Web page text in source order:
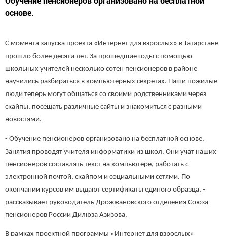
основе.
С момента запуска проекта «Интернет для взрослых» в Татарстане
прошло более десяти лет. За прошедшие годы с помощью
школьных учителей несколько сотен пенсионеров в районе
научились разбираться в компьютерных секретах. Наши пожилые
люди теперь могут общаться со своими родственниками через
скайпы, посещать различные сайты и знакомиться с разными
новостями.
- Обучение пенсионеров организовано на бесплатной основе.
Занятия проводят учителя информатики из школ. Они учат наших
пенсионеров составлять текст на компьютере, работать с
электронной почтой, скайпом и социальными сетями. По
окончании курсов им выдают сертификаты единого образца, -
рассказывает руководитель Дрожжановского отделения Союза
пенсионеров России Дилюза Азизова.
В рамках проектной программы «Интернет для взрослых»